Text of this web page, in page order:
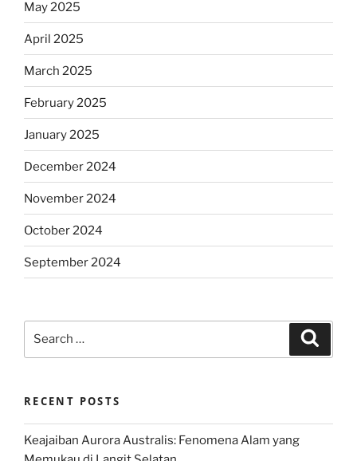
May 2025
April 2025
March 2025
February 2025
January 2025
December 2024
November 2024
October 2024
September 2024
RECENT POSTS
Keajaiban Aurora Australis: Fenomena Alam yang